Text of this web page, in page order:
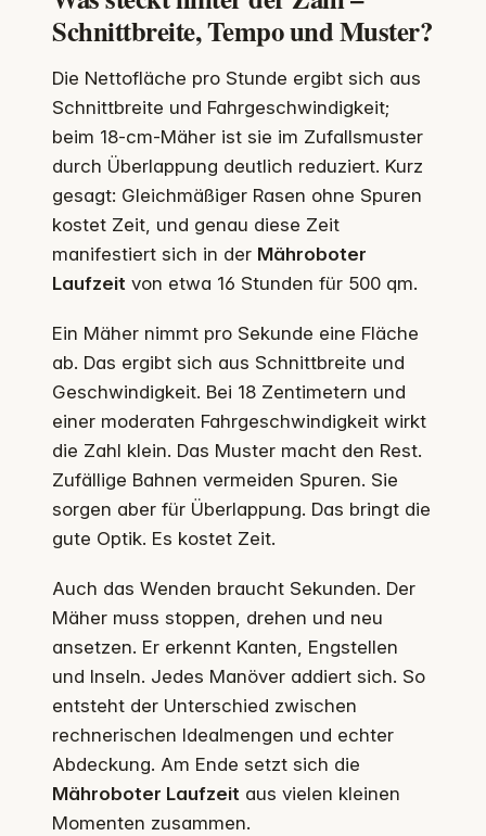
Schnittbreite, Tempo und Muster?
Die Nettofläche pro Stunde ergibt sich aus
Schnittbreite und Fahrgeschwindigkeit;
beim 18-cm-Mäher ist sie im Zufallsmuster
durch Überlappung deutlich reduziert. Kurz
gesagt: Gleichmäßiger Rasen ohne Spuren
kostet Zeit, und genau diese Zeit
manifestiert sich in der Mähroboter
Laufzeit von etwa 16 Stunden für 500 qm.
Ein Mäher nimmt pro Sekunde eine Fläche
ab. Das ergibt sich aus Schnittbreite und
Geschwindigkeit. Bei 18 Zentimetern und
einer moderaten Fahrgeschwindigkeit wirkt
die Zahl klein. Das Muster macht den Rest.
Zufällige Bahnen vermeiden Spuren. Sie
sorgen aber für Überlappung. Das bringt die
gute Optik. Es kostet Zeit.
Auch das Wenden braucht Sekunden. Der
Mäher muss stoppen, drehen und neu
ansetzen. Er erkennt Kanten, Engstellen
und Inseln. Jedes Manöver addiert sich. So
entsteht der Unterschied zwischen
rechnerischen Idealmengen und echter
Abdeckung. Am Ende setzt sich die
Mähroboter Laufzeit aus vielen kleinen
Momenten zusammen.